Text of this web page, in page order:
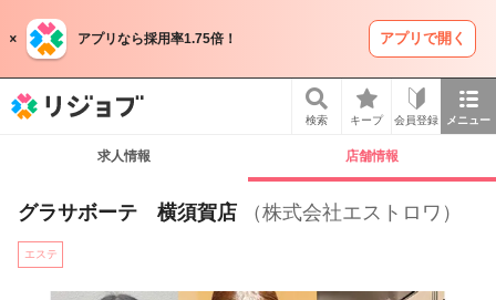
アプリなら採用率1.75倍！ アプリで開く
検索 キープ 会員登録 メニュー
求人情報 店舗情報
グラサボーテ 横須賀店 （株式会社エストロワ）
エステ